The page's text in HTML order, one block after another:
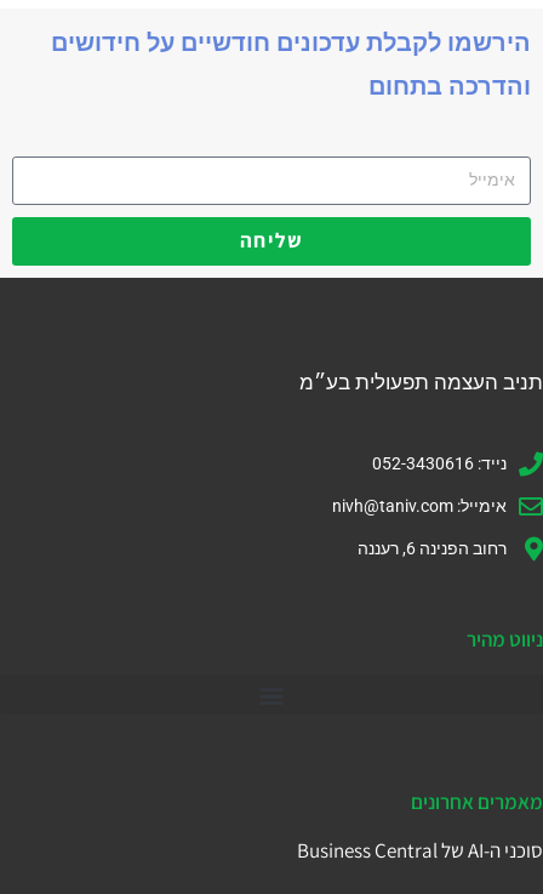
הירשמו לקבלת עדכונים חודשיים על חידושים
והדרכה בתחום
שליחה
תניב העצמה תפעולית בע״מ
נייד: 052-3430616
אימייל: nivh@taniv.com
רחוב הפנינה 6, רעננה
ניווט מהיר
מאמרים אחרונים
סוכני ה-AI של Business Central